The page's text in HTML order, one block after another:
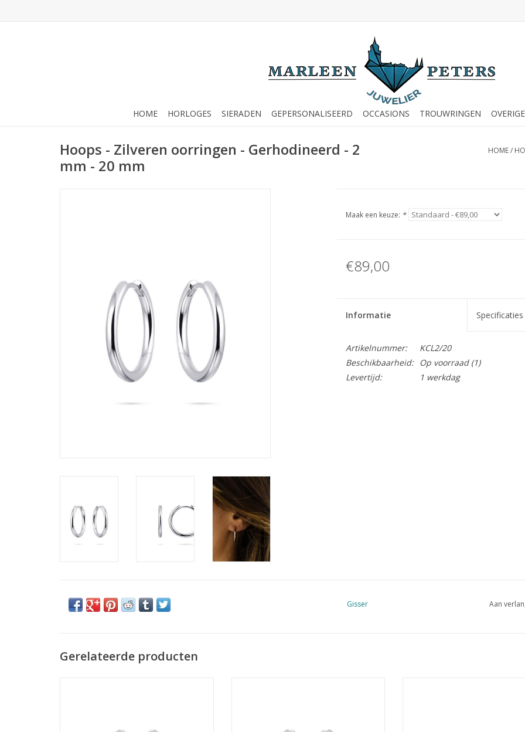
HOME HORLOGES SIERADEN GEPERSONALISEERD OCCASIONS TROUWRINGEN OVERIGE
Hoops - Zilveren oorringen - Gerhodineerd - 2
mm - 20 mm
HOME/
Maak een keuze: *
€89,00
Informatie Specificaties
Artikelnummer:
KCL2/20
Beschikbaarheid:
Op voorraad(1)
Levertijd:
1 werkdag
Gisser Aan
Gerelateerde producten